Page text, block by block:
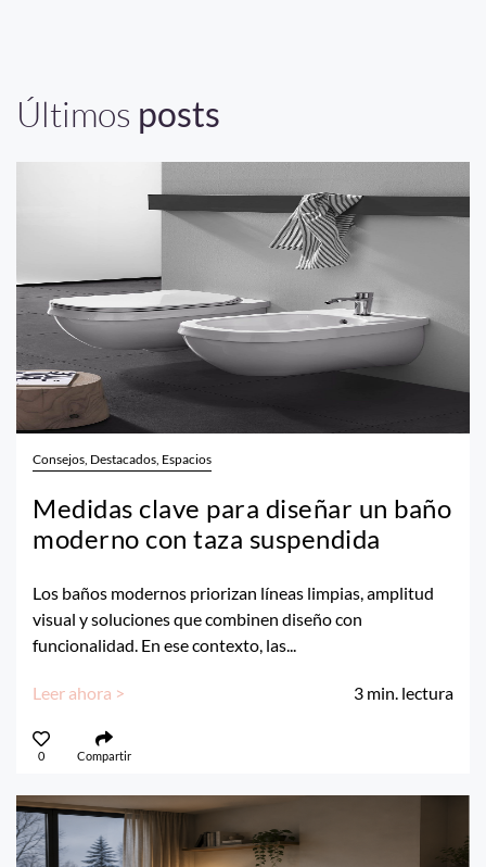
Últimos posts
Consejos, Destacados, Espacios
Medidas clave para diseñar un baño
moderno con taza suspendida
Los baños modernos priorizan líneas limpias, amplitud
visual y soluciones que combinen diseño con
funcionalidad. En ese contexto, las...
Leer ahora > 3 min. lectura
0 Compartir